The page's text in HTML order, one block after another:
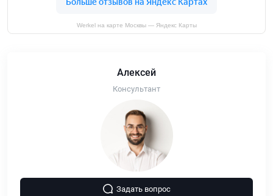
Алексей
Консультант
Задать вопрос
Werkel на карте Москвы — Яндекс Карты